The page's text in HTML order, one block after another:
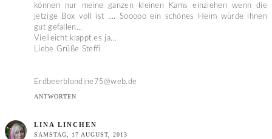
können nur meine ganzen kleinen Kams einziehen wenn die
jetzige Box voll ist .... Sooooo ein schönes Heim würde ihnen
gut gefallen...
Vielleicht klappt es ja...
Liebe Grüße Steffi
Erdbeerblondine75@web.de
ANTWORTEN
LINA LINCHEN
SAMSTAG, 17 AUGUST, 2013